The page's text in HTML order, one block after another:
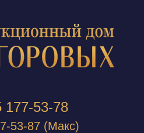
177-53-78
53-87 (Макс)